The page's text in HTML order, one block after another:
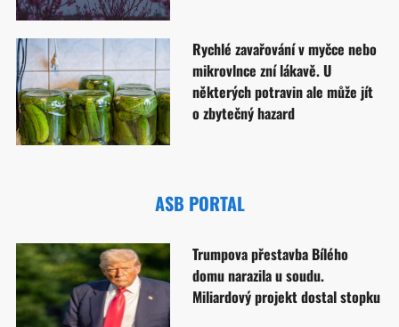
Rychlé zavařování v myčce nebo
mikrovlnce zní lákavě. U
některých potravin ale může jít
o zbytečný hazard
ASB PORTAL
Trumpova přestavba Bílého
domu narazila u soudu.
Miliardový projekt dostal stopku